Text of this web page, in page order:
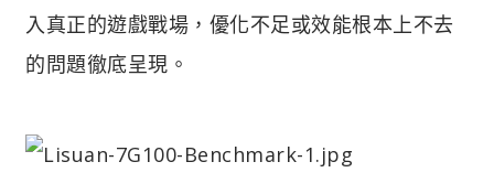
入真正的遊戲戰場，優化不足或效能根本上不去
的問題徹底呈現。